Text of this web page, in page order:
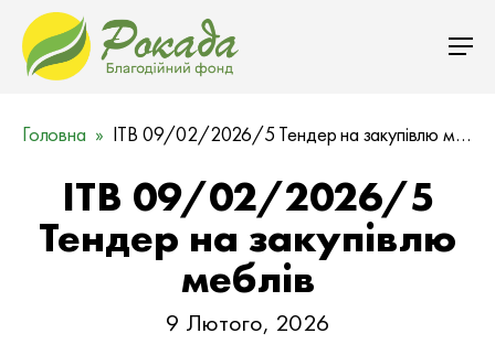
Головна ITB 09/02/2026/5 Тендер на закупівлю меблів
ITB 09/02/2026/5
Тендер на закупівлю
меблів
9 Лютого, 2026